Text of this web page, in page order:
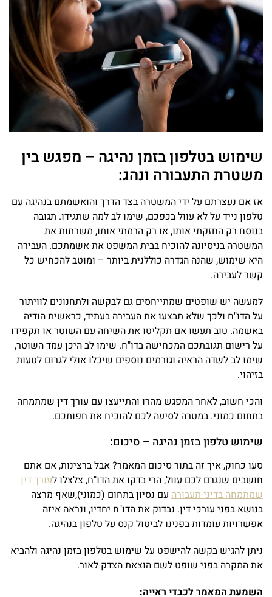
שימוש בטלפון בזמן נהיגה – מפגש בין
משטרת התעבורה ונהג:
אז אם נעצרתם על ידי המשטרה בצד הדרך והואשמתם בנהיגה עם
טלפון נייד על לא עוול בכפכם, שימו לב למה שתגידו. תגובה
בנוסח רק החזקתי אותו, או רק הרמתי אותו, משרתות את
המשטרה בניסיונה להוכיח בבית המשפט את אשמתכם. העבירה
היא שימוש, שהנה הגדרה כוללנית ביותר – ומוטב להכחיש כל
קשר לעבירה.
למעשה יש שופטים שמתייחסים גם לבקשה ולתחנונים לוויתור
על הדו"ח ולכך שלא תבצעו את העבירה בעתיד, כראשית הודיה
באשמה. טוב תעשו אם תקליטו את השיחה עם השוטר או תקפידו
על רישום תגובתכם המכחישה בדו"ח. שימו לב היכן עמד השוטר,
שימו לב לשדה הראיה וגורמים נוספים שיכלו אולי לגרום לטעות
בזיהוי.
והכי חשוב, לאחר המפגש מהרו והתייעצו עם עורך דין שמתמחה
בתחום כמוני. במטרה לסיעה לכם להוכיח את חפותכם.
שימוש טלפון בזמן נהיגה – סיכום:
סעו כחוק, איך זה בתור סיכום המאמר? אבל ברצינות, אם אתם
חושבים שנגרם לכם עוול, הרי בדקו את הדו"ח, צלצלו לעורך דין
שמתמחה בדיני תעבורה עם נסיון בתחום (כמוני),שאף מרצה
בנושא בפני עורכי דין. נבדוק את הדו"ח יחדיו, ונראה איזה
אפשרויות עומדות בפנינו לביטול קנס על טלפון בנהיגה.
ניתן להגיש בקשה להישפט על שימוש בטלפון בזמן נהיגה ולהביא
את המקרה בפני שופט לשם הוצאת הצדק לאור.
השמעת המאמר לכבדי ראייה: